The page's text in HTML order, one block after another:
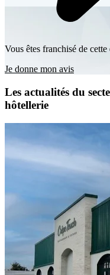
Vous êtes franchisé de cette
Je donne mon avis
Les actualités du
hôtellerie